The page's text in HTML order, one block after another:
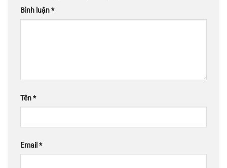
Bình luận*
Tên*
Email *